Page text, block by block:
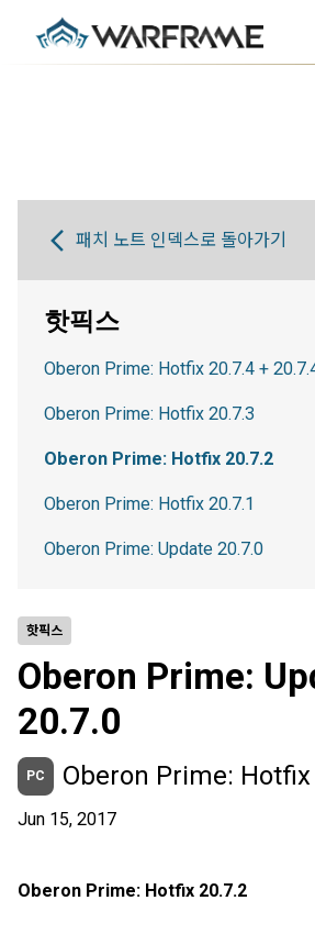
핫픽스
Oberon Prime:
20.7.0
PC Oberon Prime: Hotfix
Jun 15, 2017
Oberon Prime: Hotfix 20.7.2
패치 노트 인덱스로 돌아가기
핫픽스
Oberon Prime: Hotfix 20.7.4 +
Oberon Prime: Hotfix 20.7.3
Oberon Prime: Hotfix 20.7.2
Oberon Prime: Hotfix 20.7.1
Oberon Prime: Update 20.7.0